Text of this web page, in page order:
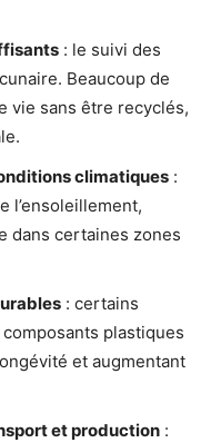
: le suivi des
Beaucoup de
vie sans être recyclés,
climatiques :
l’ensoleillement,
dans certaines zones
: certains
plastiques
et augmentant
et production :